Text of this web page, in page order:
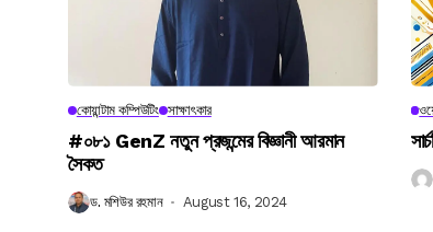
কোয়ান্টাম কম্পিউটিং সাক্ষাৎকার
#০৮১ GenZ নতুন প্রজন্মের বিজ্ঞানী আরমান
সৈকত
ড. মশিউর রহমান August 16, 2024